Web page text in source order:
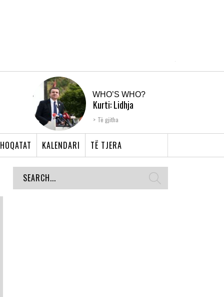
WHO’S WHO?
Kurti: Lidhja
Shqiptare e Prizrenit,
Të gjitha
KALENDARI TË TJERA